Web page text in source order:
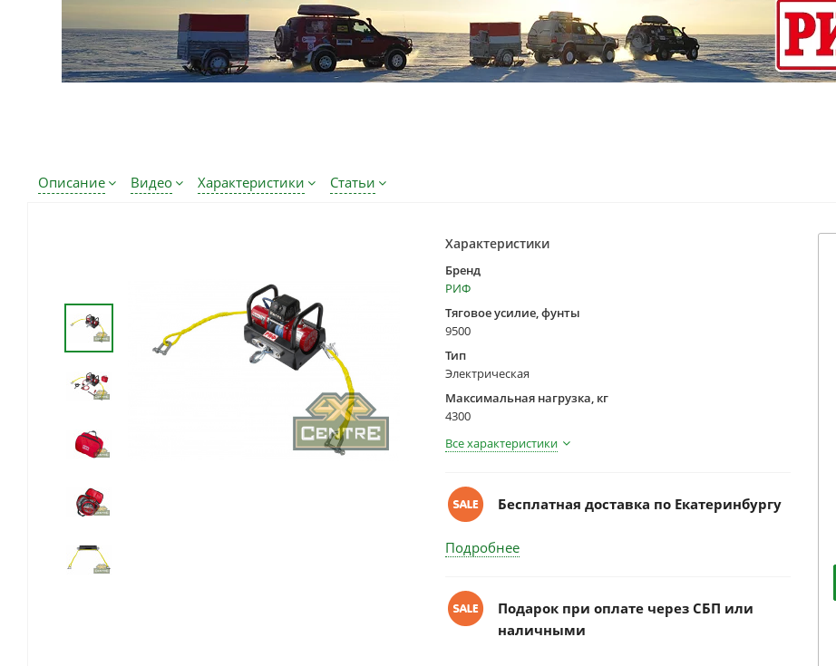
Описание Видео Характеристики Статьи
Характеристики
Бренд
РИФ
Тяговое усилие, фунты
9500
Тип
Электрическая
Максимальная нагрузка, кг
4300
Все характеристики
Бесплатная доставка по Екатеринбургу
Подробнее
Подарок при оплате через СБП или
наличными